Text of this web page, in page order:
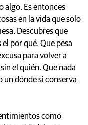
algo. Es entonces
en la vida que solo
Descubres que
por qué. Que pesa
para volver a
el quién. Que nada
un dónde si conserva
como